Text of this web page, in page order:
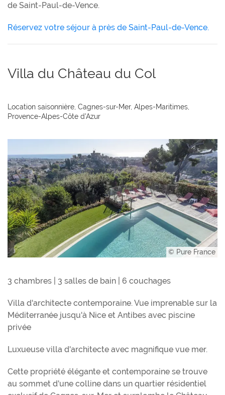
de Saint-Paul-de-Vence.
Réservez votre séjour à près de Saint-Paul-de-Vence.
Villa du Château du Col
Location saisonnière, Cagnes-sur-Mer, Alpes-Maritimes,
Provence-Alpes-Côte d'Azur
© Pure France
3 chambres | 3 salles de bain | 6 couchages
Villa d'architecte contemporaine. Vue imprenable sur la
Méditerranée jusqu'à Nice et Antibes avec piscine
privée
Luxueuse villa d'architecte avec magnifique vue mer.
Cette propriété élégante et contemporaine se trouve
au sommet d'une colline dans un quartier résidentiel